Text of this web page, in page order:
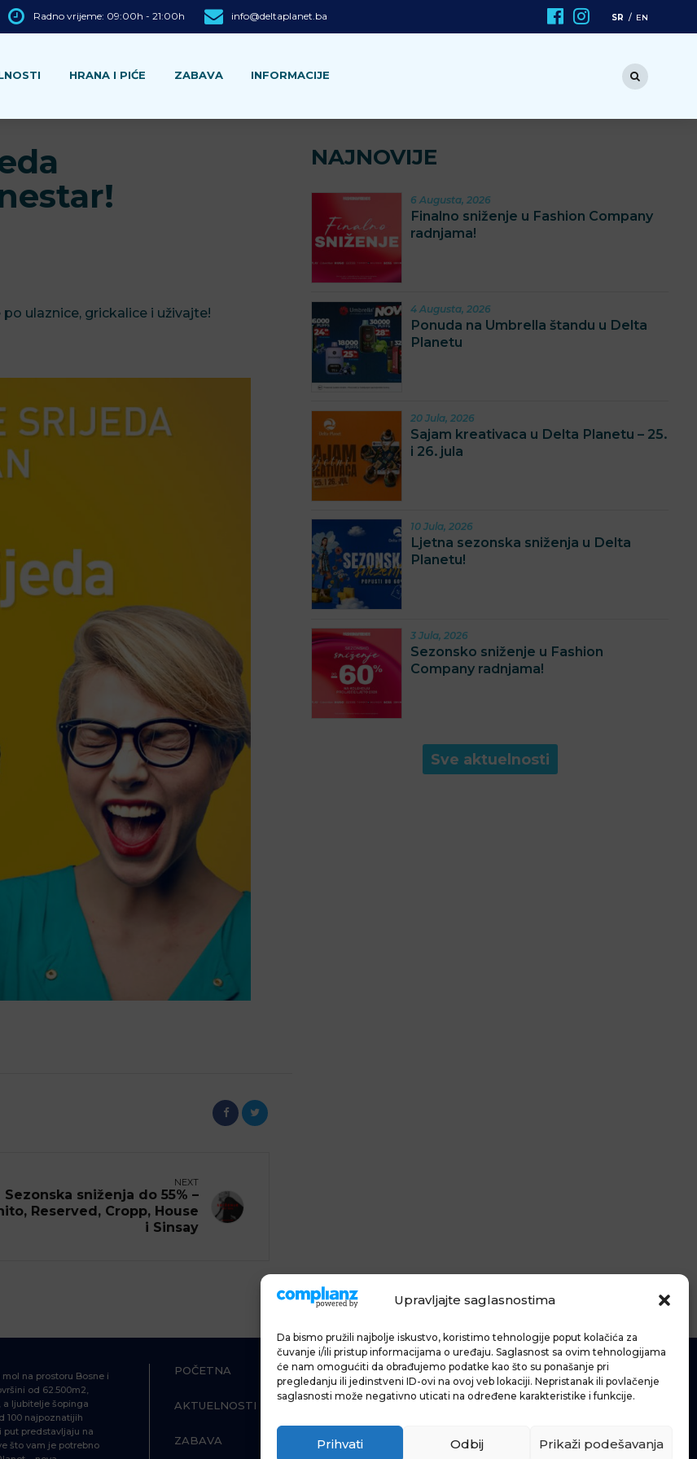
Upravljajte saglasnostima
Da bismo pružili najbolje iskustvo, koristimo tehnologije poput kolačića za
čuvanje i/ili pristup informacijama o uređaju. Saglasnost sa ovim tehnologijama
će nam omogućiti da obrađujemo podatke kao što su ponašanje pri
pregledanju ili jedinstveni ID-ovi na ovoj veb lokaciji. Nepristanak ili povlačenje
saglasnosti može negativno uticati na određene karakteristike i funkcije.
Prihvati Odbij Prikaži podešavanja
Radno vrijeme: 09:00h - 21:00h info@deltaplanet.ba SR EN
HRANA I PIĆE ZABAVA INFORMACIJE
ulaznice, grickalice i uživajte!
NEXT
Sezonska sniženja do 55% –
Reserved, Cropp, House
i Sinsay
NAJNOVIJE
6 Augusta, 2026
Finalno sniženje u Fashion Company
radnjama!
4 Augusta, 2026
Ponuda na Umbrella štandu u Delta
Planetu
20 Jula, 2026
Sajam kreativaca u Delta Planetu – 25.
i 26. jula
10 Jula, 2026
Ljetna sezonska sniženja u Delta
Planetu!
3 Jula, 2026
Sezonsko sniženje u Fashion
Company radnjama!
Sve aktuelnosti
na prostoru Bosne i
od 62.500m2,
a ljubitelje šopinga
100 najpoznatijih
put predstavljaju na
što vam je potrebno
POČETNA ŠOPING
AKTUELNOSTI HRANA I PIĆE
ZABAVA INFORMACIJE